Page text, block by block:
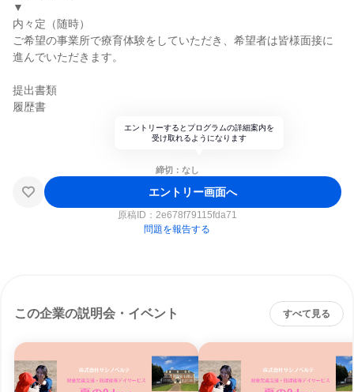
▼
内々定（随時）
ご希望の事業所で療育体験をしていただき、希望者は皆様面接に
進んでいただきます。
提出書類
履歴書
エントリーするとプログラムの詳細案内を
受け取れるようになります
締切：なし
エントリー画面へ
原稿ID： 2e678f79115fda71
問題を報告する
この企業の説明会・イベント すべて見る